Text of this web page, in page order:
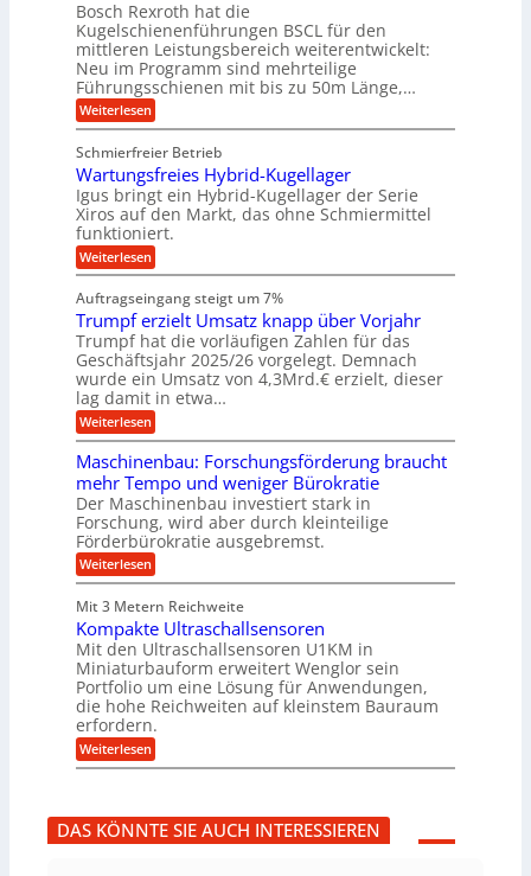
u
e
U
m
g
e
b
u
n
g
e
n
n
g
e
n
ä
z
i
s
e
H
u
b
e
w
e
g
u
n
g
e
t
o
m
o
t
i
v
e
n
d
M
a
s
c
h
i
e
n
b
a
u
l
e
r
W
e
r
k
z
e
u
g
k
r
e
i
s
a
u
f
Bosch Rexroth hat die
Kugelschienenführungen BSCL für den
mittleren Leistungsbereich weiterentwickelt:
Neu im Programm sind mehrteilige
Führungsschienen mit bis zu 50m Länge,…
Weiterlesen:
K
g
e
l
s
c
h
i
e
e
n
f
ü
h
r
u
n
g
e
n
B
S
C
L
w
e
i
t
e
r
e
n
t
w
i
c
k
e
Schmierfreier Betrieb
Wartungsfreies Hybrid-Kugellager
Igus bringt ein Hybrid-Kugellager der Serie
Xiros auf den Markt, das ohne Schmiermittel
funktioniert.
Weiterlesen:
W
r
t
u
n
g
s
r
e
e
s
H
y
b
r
i
d
-
u
g
e
l
a
g
e
r
Auftragseingang steigt um 7%
Trumpf erzielt Umsatz knapp über Vorjahr
Trumpf hat die vorläufigen Zahlen für das
Geschäftsjahr 2025/26 vorgelegt. Demnach
wurde ein Umsatz von 4,3Mrd.€ erzielt, dieser
lag damit in etwa…
Weiterlesen:
T
u
m
p
f
e
r
z
i
e
t
U
m
s
a
t
z
k
n
p
ü
Maschinenbau: Forschungsförderung braucht
mehr Tempo und weniger Bürokratie
Der Maschinenbau investiert stark in
Forschung, wird aber durch kleinteilige
Förderbürokratie ausgebremst.
Weiterlesen:
M
s
c
h
i
n
e
n
b
a
u
r
s
Mit 3 Metern Reichweite
Kompakte Ultraschallsensoren
Mit den Ultraschallsensoren U1KM in
Miniaturbauform erweitert Wenglor sein
Portfolio um eine Lösung für Anwendungen,
die hohe Reichweiten auf kleinstem Bauraum
erfordern.
Weiterlesen:
K
p
a
k
DAS KÖNNTE SIE AUCH INTERESSIEREN